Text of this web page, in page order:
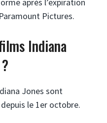
Pictures.
Indiana
Jones sont
le 1er octobre.